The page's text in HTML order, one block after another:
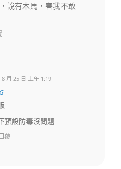
說有木馬，害我不敢
8 月 25 日 上午 1:19
預設防毒沒問題
覆